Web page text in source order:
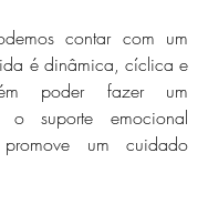
contar com um
é dinâmica, cíclica e
poder fazer um
o suporte emocional
um cuidado